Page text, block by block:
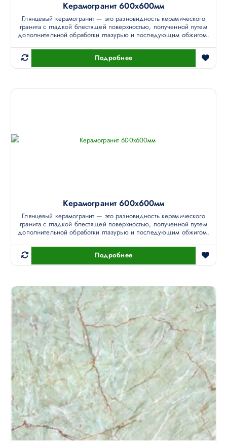
Керамогранит 600х600мм
Глянцевый керамогранит — это разновидность керамического
гранита с гладкой блестящей поверхностью, полученной путем
дополнительной обработки глазурью и последующим обжигом.
Подробнее
Керамогранит 600х600мм
Глянцевый керамогранит — это разновидность керамического
гранита с гладкой блестящей поверхностью, полученной путем
дополнительной обработки глазурью и последующим обжигом.
Подробнее